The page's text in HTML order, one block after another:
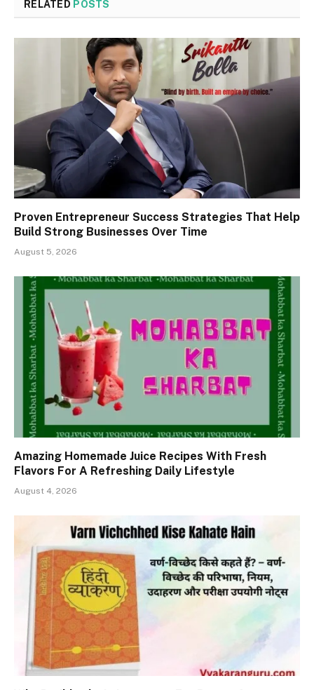
RELATED POSTS
Proven Entrepreneur Success Strategies That Help
Build Strong Businesses Over Time
August 5, 2026
Amazing Homemade Juice Recipes With Fresh
Flavors For A Refreshing Daily Lifestyle
August 4, 2026